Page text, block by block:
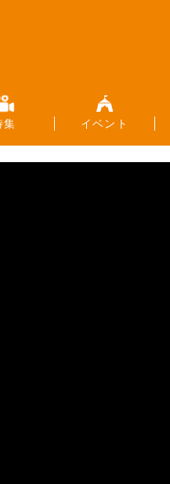
集 イベント